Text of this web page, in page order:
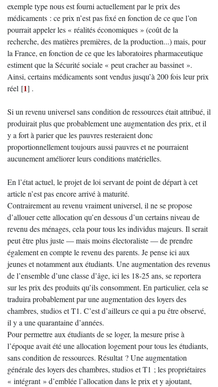
exemple type nous est fourni actuellement par le prix des
médicaments : ce prix n’est pas fixé en fonction de ce que l’on
pourrait appeler les « réalités économiques » (coût de la
recherche, des matières premières, de la production...) mais, pour
la France, en fonction de ce que les laboratoires pharmaceutique
estiment que la Sécurité sociale « peut cracher au bassinet ».
Ainsi, certains médicaments sont vendus jusqu’à 200 fois leur prix
réel [1] .
Si un revenu universel sans condition de ressources était attribué, il
produirait plus que probablement une augmentation des prix, et il
y a fort à parier que les pauvres resteraient donc
proportionnellement toujours aussi pauvres et ne pourraient
aucunement améliorer leurs conditions matérielles.
En l’état actuel, le projet de loi servant de point de départ à cet
article n’est pas encore arrivé à maturité.
Contrairement au revenu vraiment universel, il ne se propose
d’allouer cette allocation qu’en dessous d’un certains niveau de
revenu des ménages, cela pour tous les individus majeurs. Il serait
peut être plus juste — mais moins électoraliste — de prendre
également en compte le revenu des parents. Je pense ici aux
jeunes et notamment aux étudiants. Une augmentation des revenus
de l’ensemble d’une classe d’âge, ici les 18-25 ans, se reportera
sur les prix des produits qu’ils consomment. En particulier, cela se
traduira probablement par une augmentation des loyers des
chambres, studios et T1. C’est d’ailleurs ce qui a pu être observé,
il y a une quarantaine d’années.
Pour permettre aux étudiants de se loger, la mesure prise à
l’époque avait été une allocation logement pour tous les étudiants,
sans condition de ressources. Résultat ? Une augmentation
générale des loyers des chambres, studios et T1 ; les propriétaires
« intégrant » d’emblée l’allocation dans le prix et y ajoutant,